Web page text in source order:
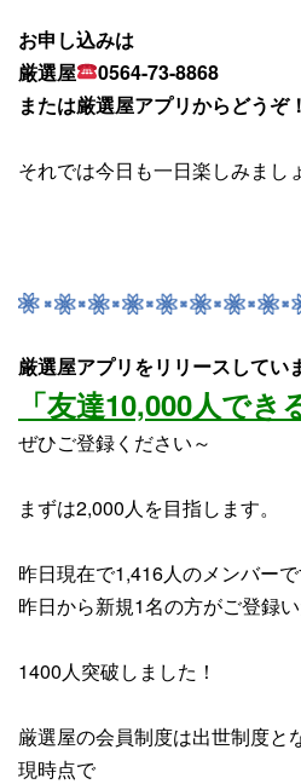
お申し込みは
厳選屋
0564-73-8868
または厳選屋アプリからどうぞ！
それでは今日も一日楽しみまし
厳選屋アプリをリリースしてい
「友達10,000人でき
ぜひご登録ください～
まずは2,000人を目指します。
昨日現在で1,416人のメンバーで
昨日から新規1名の方がご登録い
1400人突破しました！
厳選屋の会員制度は出世制度と
現時点で